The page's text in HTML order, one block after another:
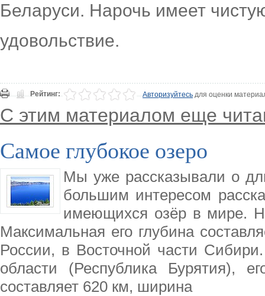
Беларуси. Нарочь имеет
удовольствие.
Рейтинг: Авторизуйтесьдля оценки
С этим материалом еще
Самое глубокое озеро
Мы уже рассказывали о
большим интересом
имеющихся озёр в мире.
Максимальная его глубина
России, в Восточной части
области (Республика Бурятия),
составляет 620 км, ширина